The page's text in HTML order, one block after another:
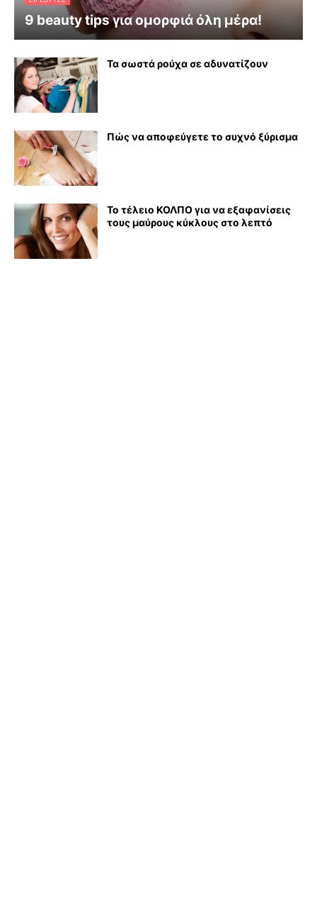
9 beauty tips για ομορφιά όλη μέρα!
Τα σωστά ρούχα σε αδυνατίζουν
Πώς να αποφεύγετε το συχνό ξύρισμα
Το τέλειο ΚΟΛΠΟ για να εξαφανίσεις
τους μαύρους κύκλους στο λεπτό